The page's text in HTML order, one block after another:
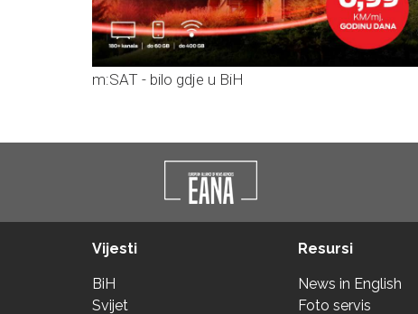
m:SAT - bilo gdje u BiH
Vijesti
BiH
Svijet
Resursi
News in English
Foto servis